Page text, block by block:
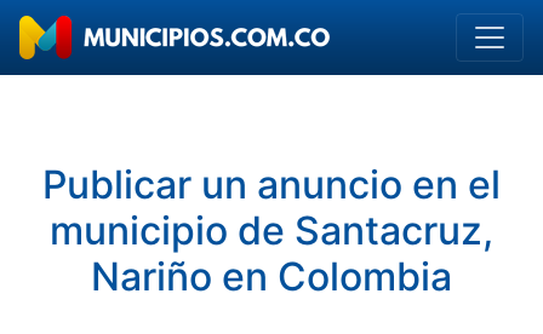
Publicar un anuncio en el
municipio de Santacruz,
Nariño en Colombia